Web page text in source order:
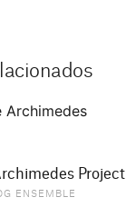
Project
ENSEMBLE